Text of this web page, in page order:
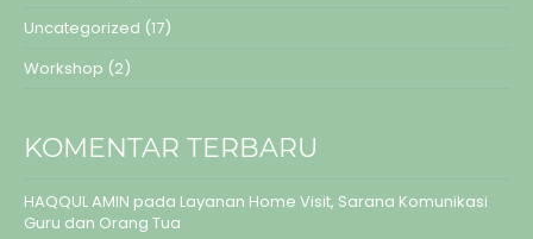
Uncategorized (17)
Workshop (2)
KOMENTAR TERBARU
HAQQUL AMIN pada Layanan Home Visit, Sarana Komunikasi
Guru dan Orang Tua